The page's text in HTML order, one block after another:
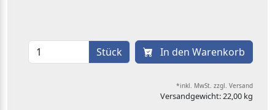
Stück In den Warenkorb
*inkl. MwSt. zzgl. Versand
Versandgewicht: 22,00 kg